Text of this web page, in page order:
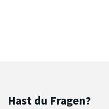
Hast du Fragen?